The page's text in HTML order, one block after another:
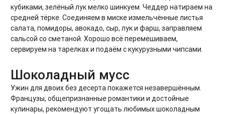
кубиками, зелёный лук мелко шинкуем. Чеддер натираем на
средней тёрке. Соединяем в миске измельчённые листья
салата, помидоры, авокадо, сыр, лук и фарш, заправляем
сальсой со сметаной. Хорошо всё перемешиваем,
сервируем на тарелках и подаём с кукурузными чипсами.
Шоколадный мусс
Ужин для двоих без десерта покажется незавершённым.
Французы, общепризнанные романтики и достойные
кулинары, рекомендуют угощать любимых шоколадным